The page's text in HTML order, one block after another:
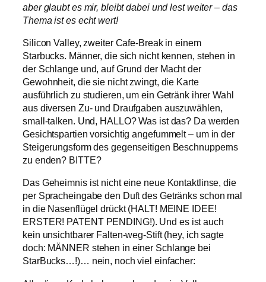
aber glaubt es mir, bleibt dabei und lest weiter – das
Thema ist es echt wert!
Silicon Valley, zweiter Cafe-Break in einem
Starbucks. Männer, die sich nicht kennen, stehen in
der Schlange und, auf Grund der Macht der
Gewohnheit, die sie nicht zwingt, die Karte
ausführlich zu studieren, um ein Getränk ihrer Wahl
aus diversen Zu- und Draufgaben auszuwählen,
small-talken. Und, HALLO? Was ist das? Da werden
Gesichtspartien vorsichtig angefummelt – um in der
Steigerungsform des gegenseitigen Beschnupperns
zu enden? BITTE?
Das Geheimnis ist nicht eine neue Kontaktlinse, die
per Spracheingabe den Duft des Getränks schon mal
in die Nasenflügel drückt (HALT! MEINE IDEE!
ERSTER! PATENT PENDING!). Und es ist auch
kein unsichtbarer Falten-weg-Stift (hey, ich sagte
doch: MÄNNER stehen in einer Schlange bei
StarBucks…!)… nein, noch viel einfacher: